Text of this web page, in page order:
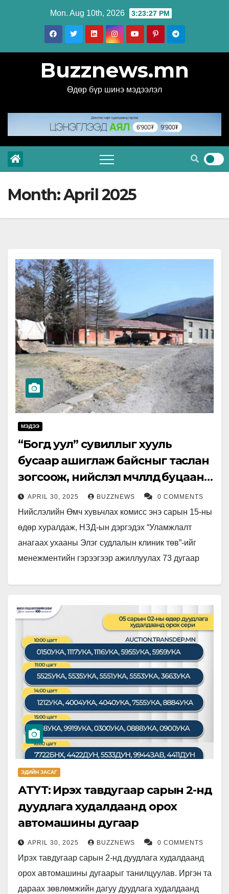
Mon. Aug 10th, 2026 3:23:29 PM
Buzznews.mn
Өдөр бүр шинэ мэдээлэл
Month:April 2025
МЭДЭЭ
“Богд уул” сувиллыг хууль
бусаар ашиглаж байсныг таслан
зогсоож, нийслэл өмчлөлдөө буцаан
авлаа
APRIL 30, 2025 BUZZNEWS 0 COMMENTS
Нийслэлийн Өмч хувьчлах комисс энэ сарын 15-ны
өдөр хуралдаж, НЗД-ын дэргэдэх “Уламжлалт
анагаах ухааны Элэг судлалын клиник төв”-ийг
менежментийн гэрээгээр ажиллуулах 73 дугаар
ЭДИЙН ЗАСАГ
АТҮТ: Ирэх тавдугаар сарын 2-нд
дуудлага худалдаанд орох
автомашины дугаар
APRIL 30, 2025 BUZZNEWS 0 COMMENTS
Ирэх тавдугаар сарын 2-нд дуудлага худалдаанд
орох автомашины дугаарыг танилцуулав. Иргэн та
дараах зөвлөмжийн дагуу дуудлага худалдаанд